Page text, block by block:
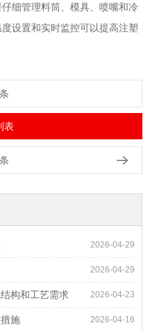
细管理料筒、模具、喷嘴和冷
设置和实时监控可以提高注塑
表
2026-04-29
2026-04-29
2026-04-23
构和工艺需求
2026-04-16
施